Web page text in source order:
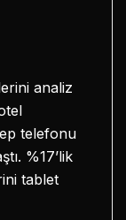
analiz
telefonu
%17’lik
tablet